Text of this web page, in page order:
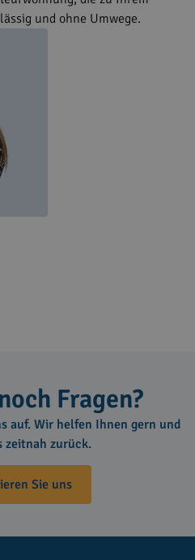
und ohne Umwege.
Fragen?
auf. Wir helfen Ihnen gern und
zeitnah zurück.
Sie uns